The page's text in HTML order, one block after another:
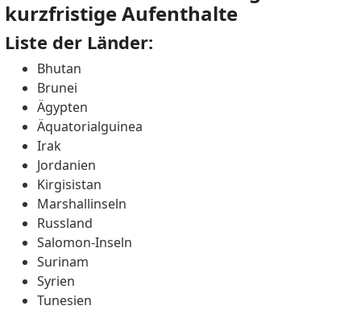
kurzfristige Aufenthalte
Liste der Länder:
Bhutan
Brunei
Ägypten
Äquatorialguinea
Irak
Jordanien
Kirgisistan
Marshallinseln
Russland
Salomon-Inseln
Surinam
Syrien
Tunesien